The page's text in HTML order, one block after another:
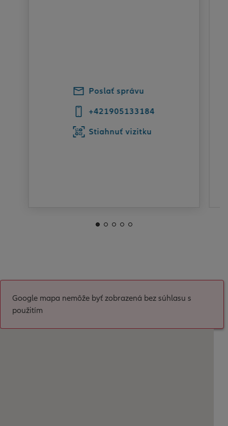
Poslať správu
+421905133184
Stiahnuť vizitku
Google mapa nemôže byť zobrazená bez súhlasu s
použitím